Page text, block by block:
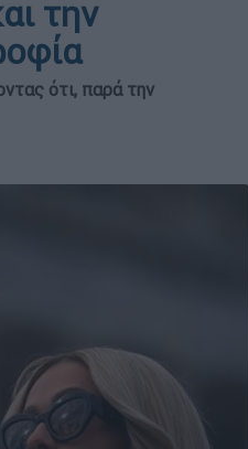
την
ότι, παρά την